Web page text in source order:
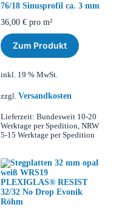
76/18 Sinusprofil ca. 3 mm
36,00 €pro m²
Zum Produkt
inkl. 19 % MwSt.
zzgl. Versandkosten
Lieferzeit: Bundesweit 10-20
Werktage per Spedition, NRW
5-15 Werktage per Spedition